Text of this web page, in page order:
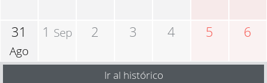
31
Ago
1 Sep 2 3 4 5 6
Ir al histórico